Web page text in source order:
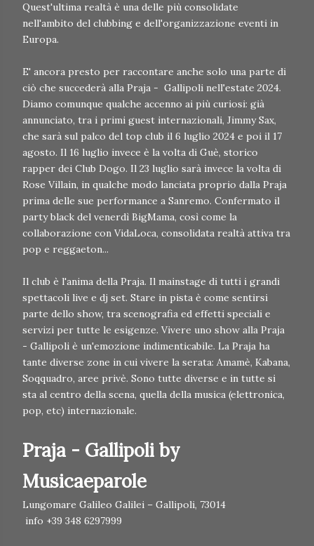
Quest'ultima realtà è una delle più consolidate
nell'ambito del clubbing e dell'organizzazione eventi in
Europa.
E' ancora presto per raccontare anche solo una parte di
ciò che succederà alla Praja - Gallipoli nell'estate 2024.
Diamo comunque qualche accenno ai più curiosi: già
annunciato, tra i primi guest internazionali, Jimmy Sax,
che sarà sul palco del top club il 6 luglio 2024 e poi il 17
agosto. Il 16 luglio invece è la volta di Guè, storico
rapper dei Club Dogo. Il 23 luglio sarà invece la volta di
Rose Villain, in qualche modo lanciata proprio dalla Praja
prima delle sue performance a Sanremo. Confermato il
party black del venerdì BigMama, così come la
collaborazione con VidaLoca, consolidata realtà attiva tra
pop e reggaeton...
Il club è l'anima della Praja. Il mainstage di tutti i grandi
spettacoli live e dj set. Stare in pista è come sentirsi
parte dello show, tra scenografia ed effetti speciali e
servizi per tutte le esigenze. Vivere uno show alla Praja
- Gallipoli è un'emozione indimenticabile. La Praja ha
tante diverse zone in cui vivere la serata: Amamè, Kabana,
Soqquadro, aree privè. Sono tutte diverse e in tutte si
sta al centro della scena, quella della musica (elettronica,
pop, etc) internazionale.
Praja - Gallipoli by
Musicaeparole
Lungomare Galileo Galilei – Gallipoli, 73014
info +39 348 6297999